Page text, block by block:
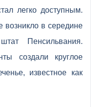
легко доступным.
возникло в середине
Пенсильвания.
создали круглое
известное как